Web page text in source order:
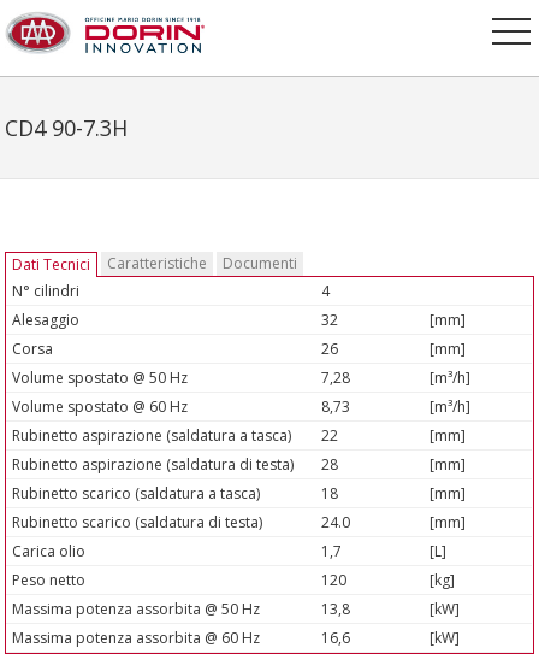
CD4 90-7.3H
Dati Tecnici Caratteristiche
Documenti
N° cilindri
4
Alesaggio
32
[mm]
Corsa
26
[mm]
Volume spostato @ 50 Hz
7,28
[m³/h]
Volume spostato @ 60 Hz
8,73
[m³/h]
Rubinetto aspirazione (saldatura a tasca)
22
[mm]
Rubinetto aspirazione (saldatura di testa)
28
[mm]
Rubinetto scarico (saldatura a tasca)
18
[mm]
Rubinetto scarico (saldatura di testa)
24.0
[mm]
Carica olio
1,7
[L]
Peso netto
120
[kg]
Massima potenza assorbita @ 50 Hz
13,8
[kW]
Massima potenza assorbita @ 60 Hz
16,6 [kW]